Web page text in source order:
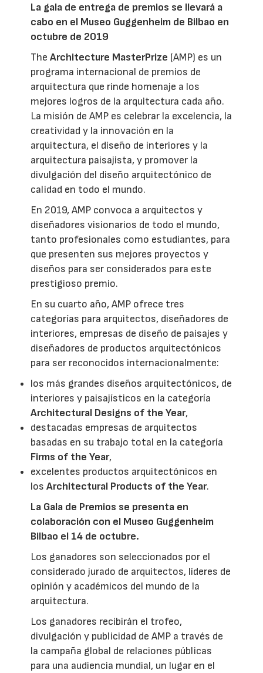
La gala de entrega de premios se llevará a
cabo en el Museo Guggenheim de Bilbao en
octubre de 2019
TheArchitecture MasterPrize (AMP) es un
programa internacional de premios de
arquitectura que rinde homenaje a los
mejores logros de la arquitectura cada año.
La misión de AMP es celebrar la excelencia, la
creatividad y la innovación en la
arquitectura, el diseño de interiores y la
arquitectura paisajista, y promover la
divulgación del diseño arquitectónico de
calidad en todo el mundo.
En 2019, AMP convoca a arquitectos y
diseñadores visionarios de todo el mundo,
tanto profesionales como estudiantes, para
que presenten sus mejores proyectos y
diseños para ser considerados para este
prestigioso premio.
En su cuarto año, AMP ofrece tres
categorías para arquitectos, diseñadores de
interiores, empresas de diseño de paisajes y
diseñadores de productos arquitectónicos
para ser reconocidos internacionalmente:
los más grandes diseños arquitectónicos, de
interiores y paisajísticos en la categoría
Architectural Designs of the Year,
destacadas empresas de arquitectos
basadas en su trabajo total en la categoría
Firms of the Year,
excelentes productos arquitectónicos en
losArchitectural Products of the Year.
La Gala de Premios se presenta en
colaboración con el Museo Guggenheim
Bilbao el 14 de octubre.
Los ganadores son seleccionados por el
considerado jurado de arquitectos, líderes de
opinión y académicos del mundo de la
arquitectura.
Los ganadores recibirán el trofeo,
divulgación y publicidad de AMP a través de
la campaña global de relaciones públicas
para una audiencia mundial, un lugar en el